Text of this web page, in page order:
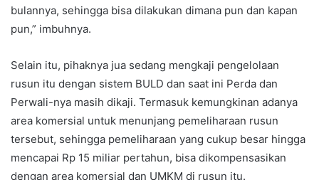
bulannya, sehingga bisa dilakukan dimana pun dan kapan
pun,” imbuhnya.
Selain itu, pihaknya jua sedang mengkaji pengelolaan
rusun itu dengan sistem BULD dan saat ini Perda dan
Perwali-nya masih dikaji. Termasuk kemungkinan adanya
area komersial untuk menunjang pemeliharaan rusun
tersebut, sehingga pemeliharaan yang cukup besar hingga
mencapai Rp 15 miliar pertahun, bisa dikompensasikan
dengan area komersial dan UMKM di rusun itu.